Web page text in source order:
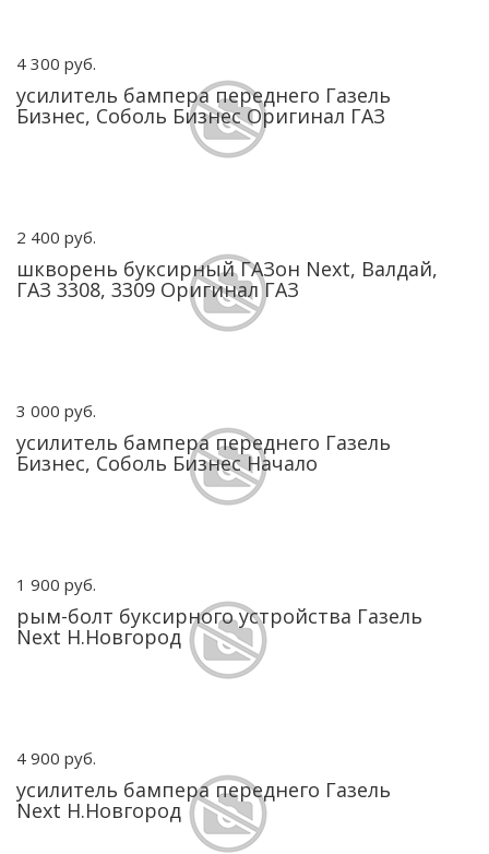
4 300 руб.
усилитель бампера переднего Газель
Бизнес, Соболь Бизнес Оригинал ГАЗ
2 400 руб.
шкворень буксирный ГАЗон Next, Валдай,
ГАЗ 3308, 3309 Оригинал ГАЗ
3 000 руб.
усилитель бампера переднего Газель
Бизнес, Соболь Бизнес Начало
1 900 руб.
рым-болт буксирного устройства Газель
Next Н.Новгород
4 900 руб.
усилитель бампера переднего Газель
Next Н.Новгород